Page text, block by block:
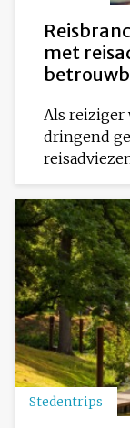
met
Als reiziger
dringend
Stedentrips